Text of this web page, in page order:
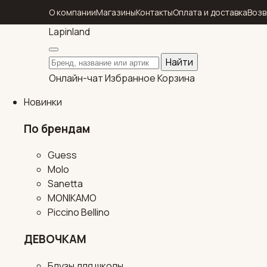
О компанииМагазиныКонтактыОплата и доставка
Lapinland
Поиск по каталогу
Найти
Онлайн-чатИзбранноеКорзина
Новинки
По брендам
Guess
Molo
Sanetta
MONIKAMO
Piccino Bellino
ДЕВОЧКАМ